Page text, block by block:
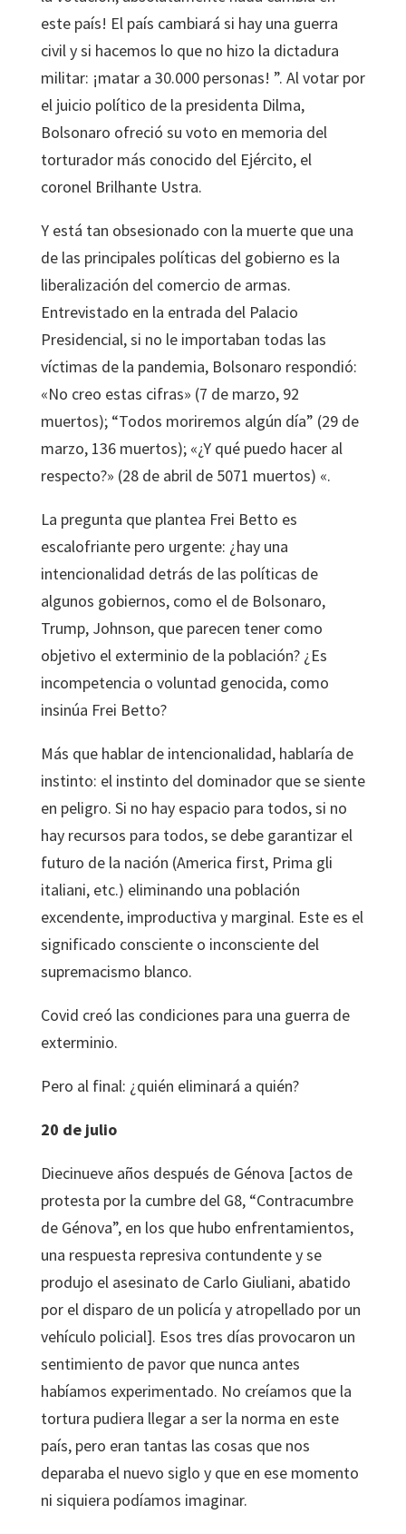
este país! El país cambiará si hay una guerra
civil y si hacemos lo que no hizo la dictadura
militar: ¡matar a 30.000 personas! ”. Al votar por
el juicio político de la presidenta Dilma,
Bolsonaro ofreció su voto en memoria del
torturador más conocido del Ejército, el
coronel Brilhante Ustra.
Y está tan obsesionado con la muerte que una
de las principales políticas del gobierno es la
liberalización del comercio de armas.
Entrevistado en la entrada del Palacio
Presidencial, si no le importaban todas las
víctimas de la pandemia, Bolsonaro respondió:
«No creo estas cifras» (7 de marzo, 92
muertos); “Todos moriremos algún día” (29 de
marzo, 136 muertos); «¿Y qué puedo hacer al
respecto?» (28 de abril de 5071 muertos) «.
La pregunta que plantea Frei Betto es
escalofriante pero urgente: ¿hay una
intencionalidad detrás de las políticas de
algunos gobiernos, como el de Bolsonaro,
Trump, Johnson, que parecen tener como
objetivo el exterminio de la población? ¿Es
incompetencia o voluntad genocida, como
insinúa Frei Betto?
Más que hablar de intencionalidad, hablaría de
instinto: el instinto del dominador que se siente
en peligro. Si no hay espacio para todos, si no
hay recursos para todos, se debe garantizar el
futuro de la nación (America first, Prima gli
italiani, etc.) eliminando una población
excendente, improductiva y marginal. Este es el
significado consciente o inconsciente del
supremacismo blanco.
Covid creó las condiciones para una guerra de
exterminio.
Pero al final: ¿quién eliminará a quién?
20 de julio
Diecinueve años después de Génova [actos de
protesta por la cumbre del G8, “Contracumbre
de Génova”, en los que hubo enfrentamientos,
una respuesta represiva contundente y se
produjo el asesinato de Carlo Giuliani, abatido
por el disparo de un policía y atropellado por un
vehículo policial]. Esos tres días provocaron un
sentimiento de pavor que nunca antes
habíamos experimentado. No creíamos que la
tortura pudiera llegar a ser la norma en este
país, pero eran tantas las cosas que nos
deparaba el nuevo siglo y que en ese momento
ni siquiera podíamos imaginar.